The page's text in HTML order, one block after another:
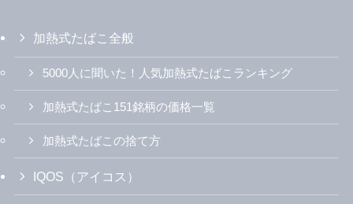
加熱式たばこ全般
5000人に聞いた！人気加熱式たばこランキング
加熱式たばこ151銘柄の価格一覧
加熱式たばこの捨て方
IQOS（アイコス）